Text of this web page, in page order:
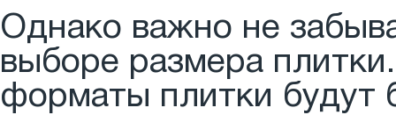
Однако важно не
выборе размера
форматы плитки будут